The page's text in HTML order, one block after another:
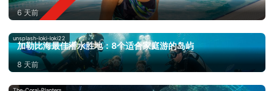
6 天前
unsplash-loki-loki22
加勒比海最佳潜水胜地：8个适合家庭游的岛屿
8 天前